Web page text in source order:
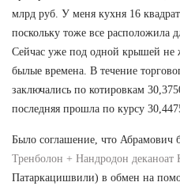
млрд руб. У меня кухня 16
поскольку тоже все расположила
Сейчас уже под одной крышей не
былые времена. В течение
заключались по котировкам
последняя прошла по курсу
Было соглашение, что Абрамович
Тренболон + Нандродон
Патаркацишвили) в обмен на